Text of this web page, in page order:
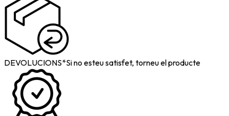
DEVOLUCIONS*Si no esteu satisfet, torneu el producte